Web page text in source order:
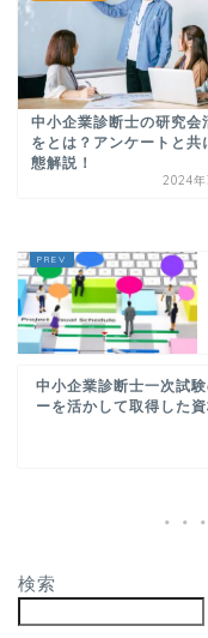
中小企業診断士の研究会
をとは？アンケートと共
態解説！
2024年
中小企業診断士一次試
ーを活かして取得した
検索